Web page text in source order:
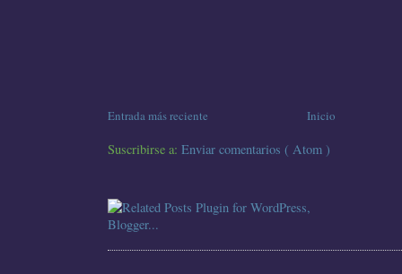
Entrada más reciente Inicio
Suscribirse a: Enviar comentarios ( Atom )